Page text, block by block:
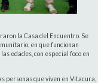
la Casa del Encuentro. Se
en que funcionan
edades, con especial foco en
personas que viven en Vitacura,